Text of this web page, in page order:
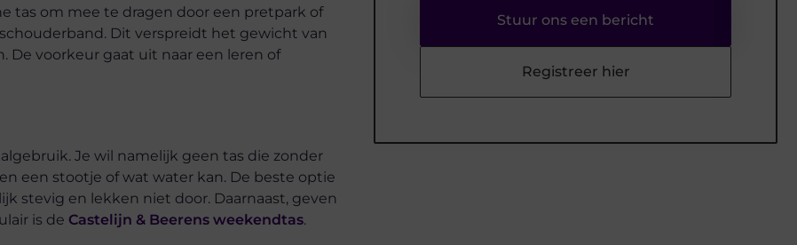
tas om mee te dragen door een pretpark of
Dit verspreidt het gewicht van
De voorkeur gaat uit naar een leren of
Je wil namelijk geen tas die zonder
een stootje of wat water kan. De beste optie
stevig en lekken niet door. Daarnaast, geven
is de Castelijn & Beerens weekendtas.
Stuur ons een bericht
Registreer hier